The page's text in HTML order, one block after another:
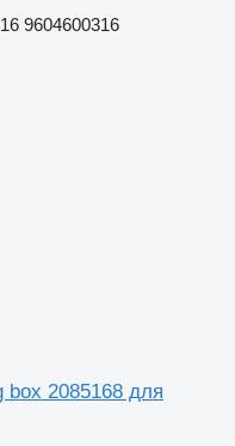
9604600316
box 2085168 для